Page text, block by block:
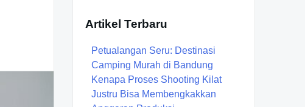
Artikel Terbaru
Petualangan Seru: Destinasi
Camping Murah di Bandung
Kenapa Proses Shooting Kilat
Justru Bisa Membengkakkan